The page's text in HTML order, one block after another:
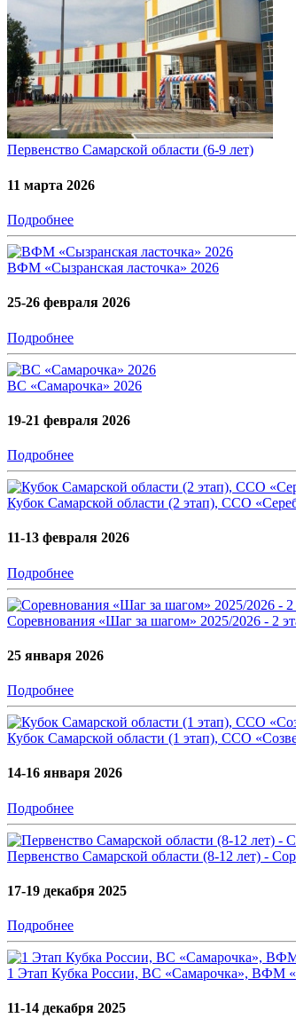
Первенство Самарской области (6-9 лет)
11 марта 2026
Подробнее
ВФМ «Сызранская ласточка» 2026
25-26 февраля 2026
Подробнее
ВС «Самарочка» 2026
19-21 февраля 2026
Подробнее
Кубок Самарской области (2 этап), ССО
11-13 февраля 2026
Подробнее
Соревнования «Шаг за шагом» 2025/2026 - 2
25 января 2026
Подробнее
Кубок Самарской области (1 этап), ССО
14-16 января 2026
Подробнее
Первенство Самарской области (8-12 лет) -
17-19 декабря 2025
Подробнее
1 Этап Кубка России, ВС «Самарочка», ВФМ
11-14 декабря 2025